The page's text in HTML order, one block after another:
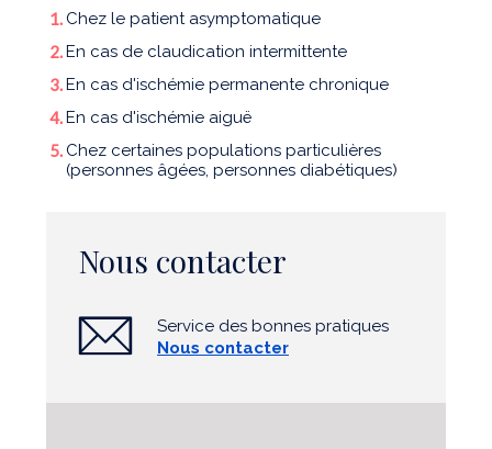
Chez le patient asymptomatique
En cas de claudication intermittente
En cas d'ischémie permanente chronique
En cas d'ischémie aiguë
Chez certaines populations particulières
(personnes âgées, personnes diabétiques)
Nous contacter
Service des bonnes pratiques
Nous contacter